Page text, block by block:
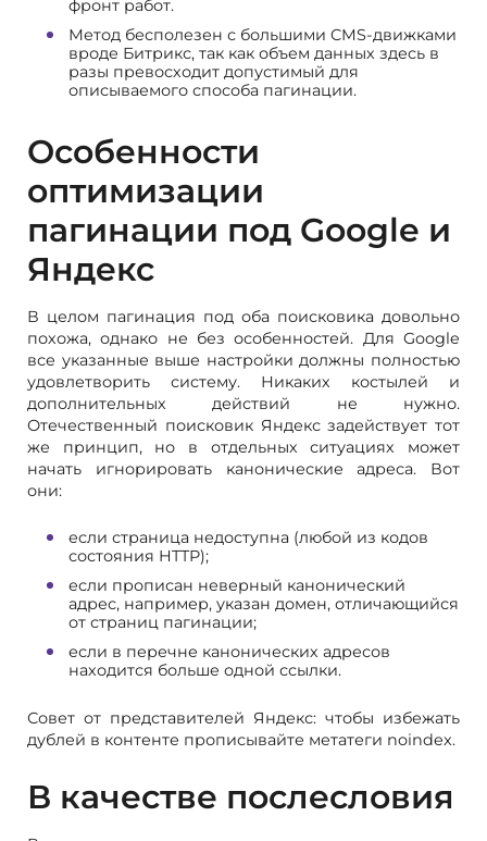
фронт работ.
Метод бесполезен с большими CMS-движками
вроде Битрикс, так как объем данных здесь в
разы превосходит допустимый для
описываемого способа пагинации.
Особенности
оптимизации
пагинации под Google и
Яндекс
В целом пагинация под оба поисковика довольно
похожа, однако не без особенностей. Для Google
все указанные выше настройки должны полностью
удовлетворить систему. Никаких костылей и
дополнительных действий не нужно.
Отечественный поисковик Яндекс задействует тот
же принцип, но в отдельных ситуациях может
начать игнорировать канонические адреса. Вот
они:
если страница недоступна (любой из кодов
состояния HTTP);
если прописан неверный канонический
адрес, например, указан домен, отличающийся
от страниц пагинации;
если в перечне канонических адресов
находится больше одной ссылки.
Совет от представителей Яндекс: чтобы избежать
дублей в контенте прописывайте метатеги noindex.
В качестве послесловия